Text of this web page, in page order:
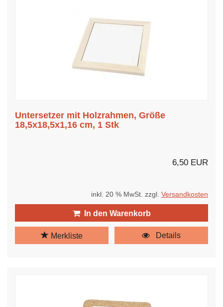
Untersetzer mit Holzrahmen, Größe
18,5x18,5x1,16 cm, 1 Stk
6,50 EUR
inkl. 20 % MwSt. zzgl. Versandkosten
In den Warenkorb
Merkliste Details